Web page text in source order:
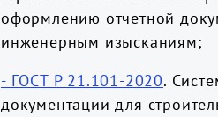
оформлению отчетной
инженерным изысканиям;
- ГОСТ Р 21.101-2020.
документации для